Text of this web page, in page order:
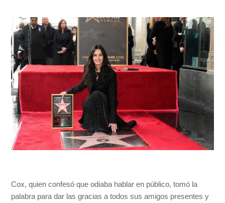
Cox, quien confesó que odiaba hablar en público, tomó la
palabra para dar las gracias a todos sus amigos presentes y